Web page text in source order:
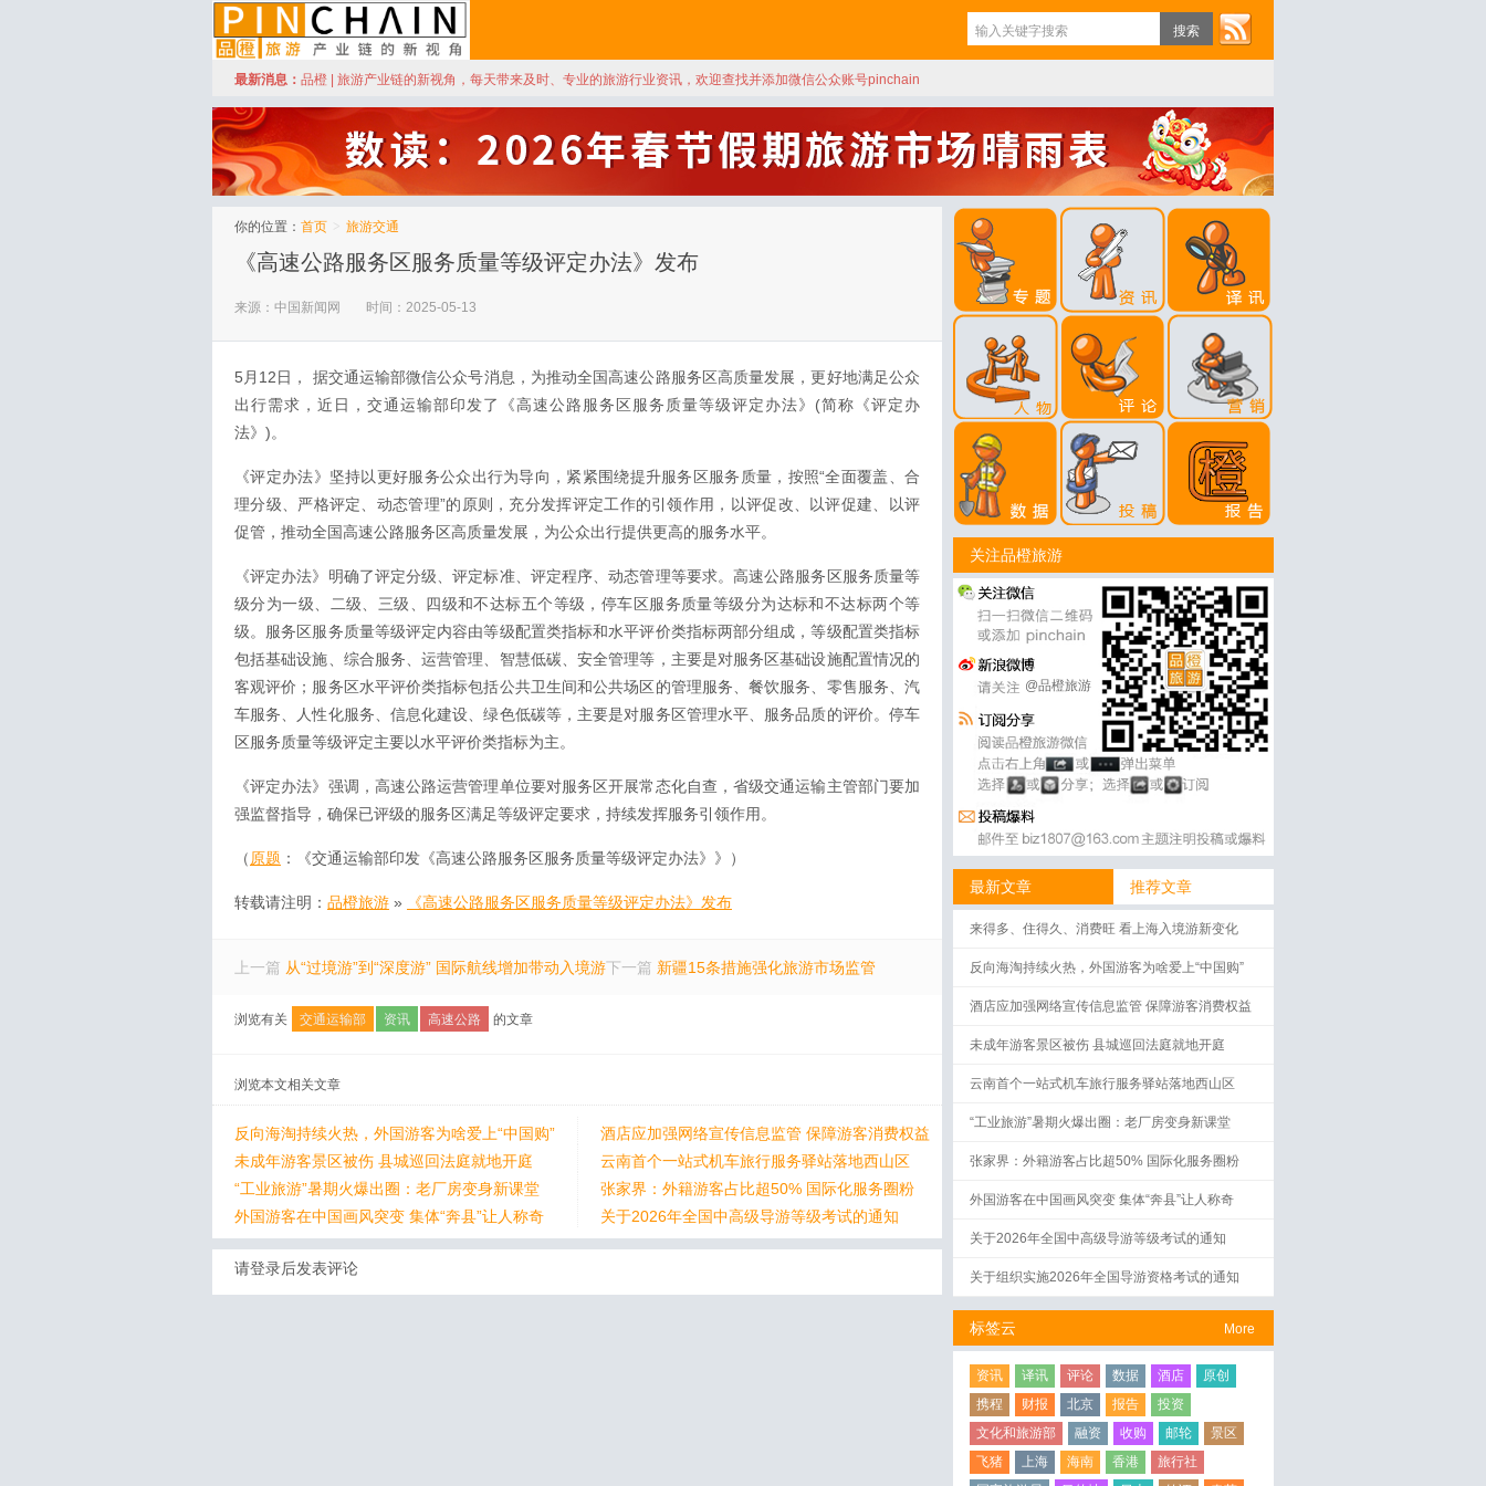
品橙旅游
最新消息： 品橙 | 旅游产业链的新视角，每天带来及时、专业的旅游行业资讯，欢迎查找并添加微信公众账号pinchain
你的位置： 首页 > 旅游交通
《高速公路服务区服务质量等级评定办法》发布
来源：中国新闻网 时间：2025-05-13
5月12日， 据交通运输部微信公众号消息，为推动全国高速公路服务区高质量发展，更好地满足公众
出行需求，近日，交通运输部印发了《高速公路服务区服务质量等级评定办法》(简称《评定办
法》)。
《评定办法》坚持以更好服务公众出行为导向，紧紧围绕提升服务区服务质量，按照“全面覆盖、合
理分级、严格评定、动态管理”的原则，充分发挥评定工作的引领作用，以评促改、以评促建、以评
促管，推动全国高速公路服务区高质量发展，为公众出行提供更高的服务水平。
《评定办法》明确了评定分级、评定标准、评定程序、动态管理等要求。高速公路服务区服务质量等
级分为一级、二级、三级、四级和不达标五个等级，停车区服务质量等级分为达标和不达标两个等
级。服务区服务质量等级评定内容由等级配置类指标和水平评价类指标两部分组成，等级配置类指标
包括基础设施、综合服务、运营管理、智慧低碳、安全管理等，主要是对服务区基础设施配置情况的
客观评价；服务区水平评价类指标包括公共卫生间和公共场区的管理服务、餐饮服务、零售服务、汽
车服务、人性化服务、信息化建设、绿色低碳等，主要是对服务区管理水平、服务品质的评价。停车
区服务质量等级评定主要以水平评价类指标为主。
《评定办法》强调，高速公路运营管理单位要对服务区开展常态化自查，省级交通运输主管部门要加
强监督指导，确保已评级的服务区满足等级评定要求，持续发挥服务引领作用。
（ 原题 ：《交通运输部印发《高速公路服务区服务质量等级评定办法》》）
转载请注明： 品橙旅游 » 《高速公路服务区服务质量等级评定办法》发布
上一篇 从“过境游”到“深度游” 国际航线增加带动入境游下一篇 新疆15条措施强化旅游市场监管
浏览有关 交通运输部 资讯 高速公路 的文章
浏览本文相关文章
反向海淘持续火热，外国游客为啥爱上“中国购”
酒店应加强网络宣传信息监管 保障游客消费权益
未成年游客景区被伤 县城巡回法庭就地开庭
云南首个一站式机车旅行服务驿站落地西山区
“工业旅游”暑期火爆出圈：老厂房变身新课堂
张家界：外籍游客占比超50% 国际化服务圈粉
外国游客在中国画风突变 集体“奔县”让人称奇
关于2026年全国中高级导游等级考试的通知
请登录后发表评论
关注品橙旅游
@品橙旅游
最新文章 推荐文章
来得多、住得久、消费旺 看上海入境游新变化
反向海淘持续火热，外国游客为啥爱上“中国购”
酒店应加强网络宣传信息监管 保障游客消费权益
未成年游客景区被伤 县城巡回法庭就地开庭
云南首个一站式机车旅行服务驿站落地西山区
“工业旅游”暑期火爆出圈：老厂房变身新课堂
张家界：外籍游客占比超50% 国际化服务圈粉
外国游客在中国画风突变 集体“奔县”让人称奇
关于2026年全国中高级导游等级考试的通知
关于组织实施2026年全国导游资格考试的通知
More
标签云
资讯 译讯 评论 数据 酒店
原创
携程
财报 北京 报告
投资
文化和旅游部
融资 收购 邮轮
景区
飞猪
上海 海南 香港
旅行社